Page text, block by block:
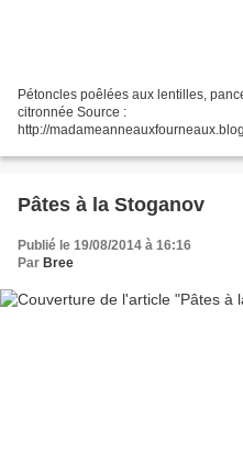
Pétoncles poêlées aux lentilles,
citronnée Source :
http://
Ingrédients : 300...
Pâtes à la Stoganov
Publié le 19/08/2014 à 16:16
Par Bree